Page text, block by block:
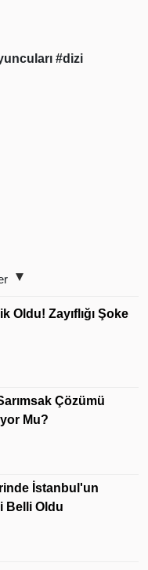
#dizi
Oldu! Zayıflığı Şoke
Çözümü
Mu?
İstanbul'un
Belli Oldu